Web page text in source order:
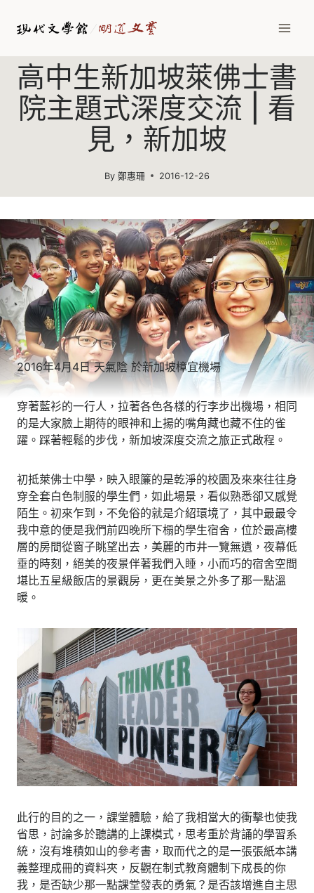
高中生新加坡萊佛士書
院主題式深度交流 | 看
見，新加坡
By 鄭惠珊 2016-12-26
2016年4月4日 天氣陰 於新加坡樟宜機場
穿著藍衫的一行人，拉著各色各樣的行李步出機場，相同
的是大家臉上期待的眼神和上揚的嘴角藏也藏不住的雀
躍。踩著輕鬆的步伐，新加坡深度交流之旅正式啟程。
初抵萊佛士中學，映入眼簾的是乾淨的校園及來來往往身
穿全套白色制服的學生們，如此場景，看似熟悉卻又感覺
陌生。初來乍到，不免俗的就是介紹環境了，其中最最令
我中意的便是我們前四晚所下榻的學生宿舍，位於最高樓
層的房間從窗子眺望出去，美麗的市井一覽無遺，夜幕低
垂的時刻，絕美的夜景伴著我們入睡，小而巧的宿舍空間
堪比五星級飯店的景觀房，更在美景之外多了那一點溫
暖。
此行的目的之一，課堂體驗，給了我相當大的衝擊也使我
省思，討論多於聽講的上課模式，思考重於背誦的學習系
統，沒有堆積如山的參考書，取而代之的是一張張紙本講
義整理成冊的資料夾，反觀在制式教育體制下成長的你
我，是否缺少那一點課堂發表的勇氣？是否該增進自主思